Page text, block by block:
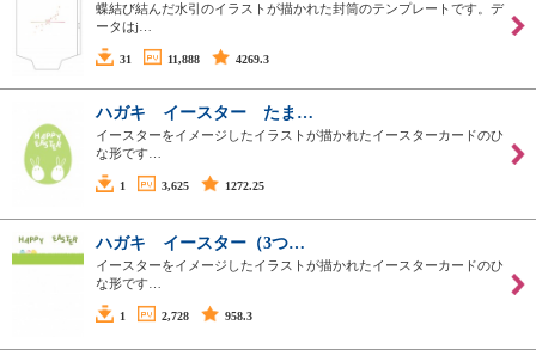
蝶結び結んだ水引のイラストが描かれた封筒のテンプレートです。デ
ータはj…
31 11,888 4269.3
ハガキ イースター たま…
イースターをイメージしたイラストが描かれたイースターカードのひ
な形です…
1 3,625 1272.25
ハガキ イースター（3つ…
イースターをイメージしたイラストが描かれたイースターカードのひ
な形です…
1 2,728 958.3